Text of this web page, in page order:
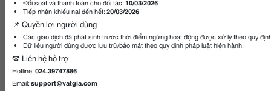
Đối soát và thanh toán cho đối tác: 10/03/2026
Tiếp nhận khiếu nại đến hết:20/03/2026
📌 Quyền lợi người dùng
Các giao dịch đã phát sinh trước thời điểm ngừng hoạt động được xử lý theo quy
Dữ liệu người dùng được lưu trữ/bảo mật theo quy định pháp luật hiện hành.
☎️ Liên hệ hỗ trợ
Hotline:024.39747886
Email:support@vatgia.com